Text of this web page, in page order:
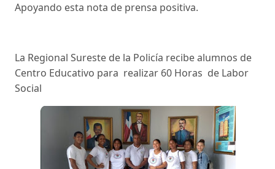
Apoyando esta nota de prensa positiva.
La Regional Sureste de la Policía recibe alumnos de
Centro Educativo para realizar 60 Horas de Labor
Social